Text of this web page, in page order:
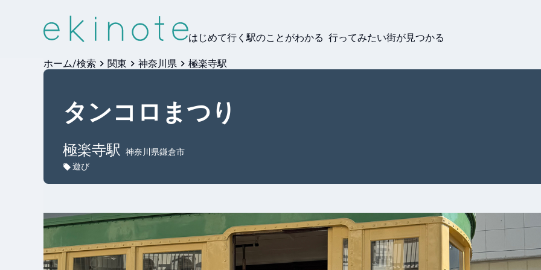
はじめて行く駅のことがわかる 行ってみたい街が見つかる
ホーム/検索 関東 神奈川県 極楽寺駅
タンコロまつり
極楽寺駅
神奈川県鎌倉市
遊び